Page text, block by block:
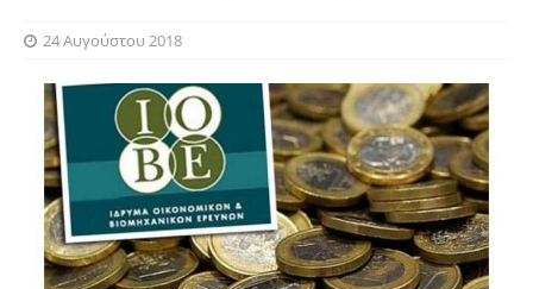
24 Αυγούστου 2018